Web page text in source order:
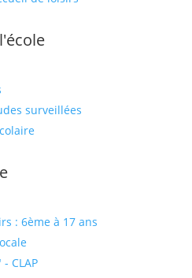
surveillées
: 6ème à 17 ans
CLAP